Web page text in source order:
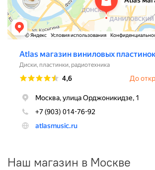
Наш магазин в Москве